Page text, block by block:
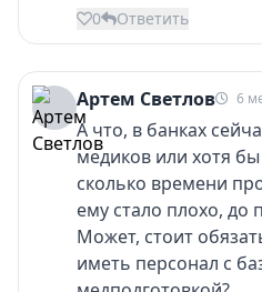
0 Ответить
Артем Светлов 6
А что, в банках
медиков или хотя
сколько времени
ему стало плохо, до
Может, стоит
иметь персонал с